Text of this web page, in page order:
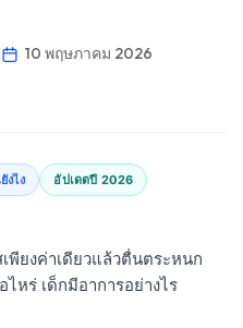
10 พฤษภาคม 2026
งไง อัปเดตปี 2026
พียงค่าเดียวแล้วตื่นตระหนก
หร่ เด็กมีอาการอย่างไร